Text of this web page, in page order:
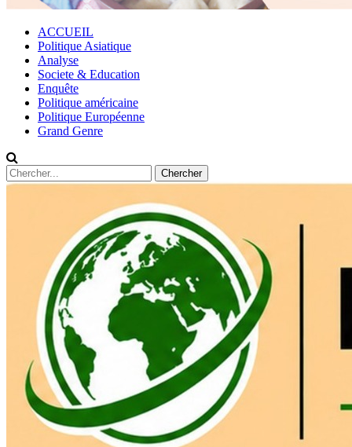
ACCUEIL
Politique Asiatique
Analyse
Societe & Education
Enquête
Politique américaine
Politique Européenne
Grand Genre